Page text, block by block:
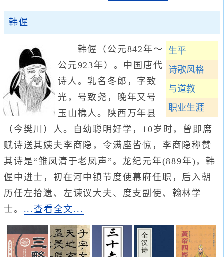
韩偓
生平
诗歌风格
与道教
职业生涯
韩偓（公元842年～
公元923年）。中国唐代
诗人。乳名冬郎，字致
光，号致尧，晚年又号
玉山樵人。陕西万年县
（今樊川）人。自幼聪明好学，10岁时，曾即席
赋诗送其姨夫李商隐，令满座皆惊，李商隐称赞
其诗是“雏凤清于老凤声”。龙纪元年(889年)，韩
偓中进士，初在河中镇节度使幕府任职，后入朝
历任左拾遗、左谏议大夫、度支副使、翰林学
士。 ...查看全文...